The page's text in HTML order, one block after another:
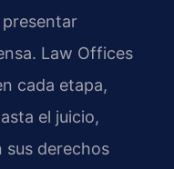
Law Offices
cada etapa,
el juicio,
sus derechos